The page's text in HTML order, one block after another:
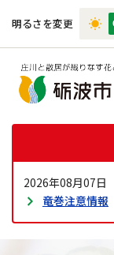
明るさを変更
2026年08月07日
竜巻注意情報